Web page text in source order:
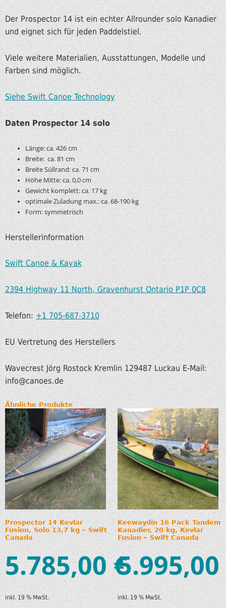
Der Prospector 14ist ein echter Allrounder solo Kanadier
und eignet sich für jeden Paddelstiel.
Viele weitere Materialien, Ausstattungen, Modelle und
Farben sind möglich.
Siehe Swift Canoe Technology
Daten Prospector 14 solo
Länge: ca. 426 cm
Breite: ca. 81 cm
Breite Süllrand: ca. 71 cm
Höhe Mitte: ca. 0,0 cm
Gewicht komplett: ca. 17 kg
optimale Zuladung max.: ca. 68-190 kg
Form: symmetrisch
Herstellerinformation
Swift Canoe & Kayak
2394 Highway 11 North, Gravenhurst Ontario P1P 0C8
Telefon:+1 705-687-3710
EU Vertretung des Herstellers
Wavecrest Jörg Rostock Kremlin 129487 Luckau E-Mail:
info@canoes.de
Ähnliche Produkte
Prospector 14 Kevlar
Fusion, Solo 13,7 kg – Swift
Canada
5.785,00€
inkl. 19 % MwSt.
Keewaydin 16 Pack Tandem
Kanadier, 20 kg, Kevlar
Fusion – Swift Canada
5.995,00
inkl. 19 % MwSt.